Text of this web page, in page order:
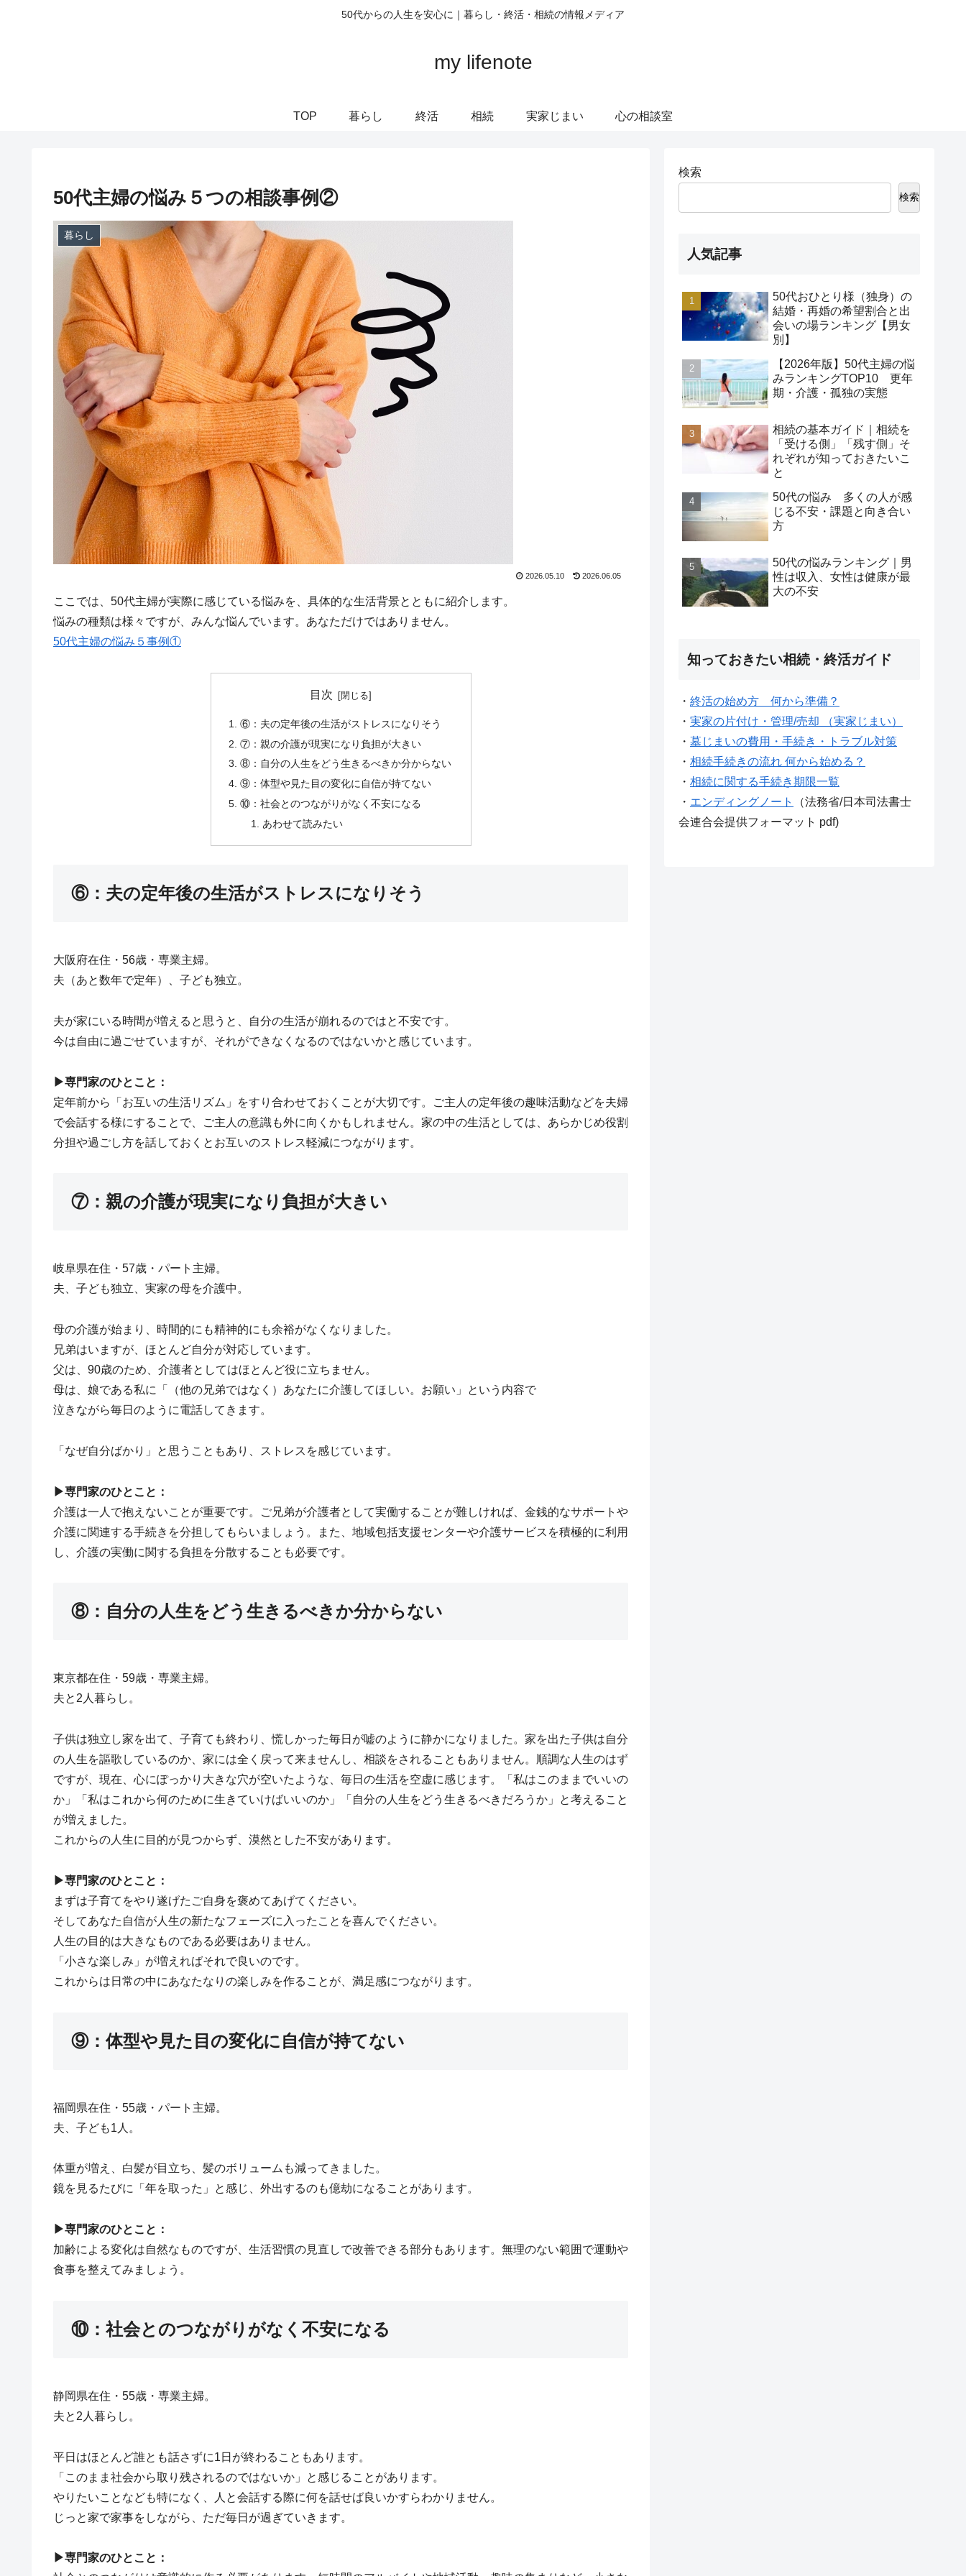
50代からの人生を安心に｜暮らし・終活・相続の情報メディア
my lifenote
TOP 暮らし 終活 相続 実家じまい 心の相談室
50代主婦の悩み５つの相談事例②
暮らし
2026.05.10 2026.06.05
ここでは、50代主婦が実際に感じている悩みを、具体的な生活背景とともに紹介します。
悩みの種類は様々ですが、みんな悩んでいます。あなただけではありません。
50代主婦の悩み５事例①
目次
⑥：夫の定年後の生活がストレスになりそう
⑦：親の介護が現実になり負担が大きい
⑧：自分の人生をどう生きるべきか分からない
⑨：体型や見た目の変化に自信が持てない
⑩：社会とのつながりがなく不安になる
あわせて読みたい
⑥：夫の定年後の生活がストレスになりそう
大阪府在住・56歳・専業主婦。
夫（あと数年で定年）、子ども独立。
夫が家にいる時間が増えると思うと、自分の生活が崩れるのではと不安です。
今は自由に過ごせていますが、それができなくなるのではないかと感じています。
▶︎専門家のひとこと：
定年前から「お互いの生活リズム」をすり合わせておくことが大切です。ご主人の定年後の趣味活動などを夫婦
で会話する様にすることで、ご主人の意識も外に向くかもしれません。家の中の生活としては、あらかじめ役割
分担や過ごし方を話しておくとお互いのストレス軽減につながります。
⑦：親の介護が現実になり負担が大きい
岐阜県在住・57歳・パート主婦。
夫、子ども独立、実家の母を介護中。
母の介護が始まり、時間的にも精神的にも余裕がなくなりました。
兄弟はいますが、ほとんど自分が対応しています。
父は、90歳のため、介護者としてはほとんど役に立ちません。
母は、娘である私に「（他の兄弟ではなく）あなたに介護してほしい。お願い」という内容で
泣きながら毎日のように電話してきます。
「なぜ自分ばかり」と思うこともあり、ストレスを感じています。
▶︎専門家のひとこと：
介護は一人で抱えないことが重要です。ご兄弟が介護者として実働することが難しければ、金銭的なサポートや
介護に関連する手続きを分担してもらいましょう。また、地域包括支援センターや介護サービスを積極的に利用
し、介護の実働に関する負担を分散することも必要です。
⑧：自分の人生をどう生きるべきか分からない
東京都在住・59歳・専業主婦。
夫と2人暮らし。
子供は独立し家を出て、子育ても終わり、慌しかった毎日が嘘のように静かになりました。家を出た子供は自分
の人生を謳歌しているのか、家には全く戻って来ませんし、相談をされることもありません。順調な人生のはず
ですが、現在、心にぽっかり大きな穴が空いたような、毎日の生活を空虚に感じます。「私はこのままでいいの
か」「私はこれから何のために生きていけばいいのか」「自分の人生をどう生きるべきだろうか」と考えること
が増えました。
これからの人生に目的が見つからず、漠然とした不安があります。
▶︎専門家のひとこと：
まずは子育てをやり遂げたご自身を褒めてあげてください。
そしてあなた自信が人生の新たなフェーズに入ったことを喜んでください。
人生の目的は大きなものである必要はありません。
「小さな楽しみ」が増えればそれで良いのです。
これからは日常の中にあなたなりの楽しみを作ることが、満足感につながります。
⑨：体型や見た目の変化に自信が持てない
福岡県在住・55歳・パート主婦。
夫、子ども1人。
体重が増え、白髪が目立ち、髪のボリュームも減ってきました。
鏡を見るたびに「年を取った」と感じ、外出するのも億劫になることがあります。
▶︎専門家のひとこと：
加齢による変化は自然なものですが、生活習慣の見直しで改善できる部分もあります。無理のない範囲で運動や
食事を整えてみましょう。
⑩：社会とのつながりがなく不安になる
静岡県在住・55歳・専業主婦。
夫と2人暮らし。
平日はほとんど誰とも話さずに1日が終わることもあります。
「このまま社会から取り残されるのではないか」と感じることがあります。
やりたいことなども特になく、人と会話する際に何を話せば良いかすらわかりません。
じっと家で家事をしながら、ただ毎日が過ぎていきます。
▶︎専門家のひとこと：
検索
検索
人気記事
50代おひとり様（独身）の
結婚・再婚の希望割合と出
会いの場ランキング【男女
別】
【2026年版】50代主婦の悩
みランキングTOP10 更年
期・介護・孤独の実態
相続の基本ガイド｜相続を
「受ける側」「残す側」そ
れぞれが知っておきたいこ
と
50代の悩み 多くの人が感
じる不安・課題と向き合い
方
50代の悩みランキング｜男
性は収入、女性は健康が最
大の不安
知っておきたい相続・終活ガイド
・ 終活の始め方 何から準備？
・ 実家の片付け・管理/売却 （実家じまい）
・ 墓じまいの費用・手続き・トラブル対策
・ 相続手続きの流れ 何から始める？
・ 相続に関する手続き期限一覧
・ エンディングノート
（法務省/日本司法書士
会連合会提供フォーマット pdf)